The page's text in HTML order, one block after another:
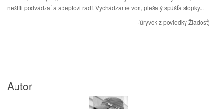
neštíti podvádzať a adeptovi radí. Vychádzame von, plešatý spúšťa stopky...
(úryvok z poviedky Žiadosť)
Autor